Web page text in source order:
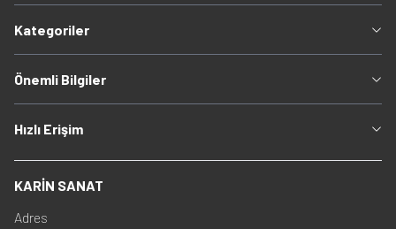
Kategoriler
Önemli Bilgiler
Hızlı Erişim
KARİN SANAT
Adres